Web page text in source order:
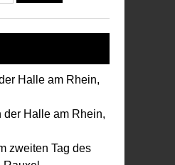
Halle am Rhein,
der Halle am Rhein,
zweiten Tag des